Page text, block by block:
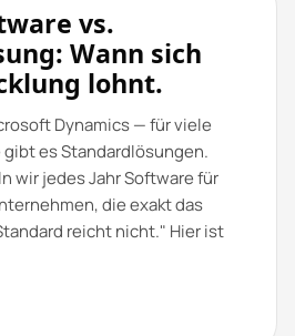
vs.
Wann sich
lohnt.
Dynamics — für viele
es Standardlösungen.
wir jedes Jahr Software für
die exakt das
reicht nicht." Hier ist